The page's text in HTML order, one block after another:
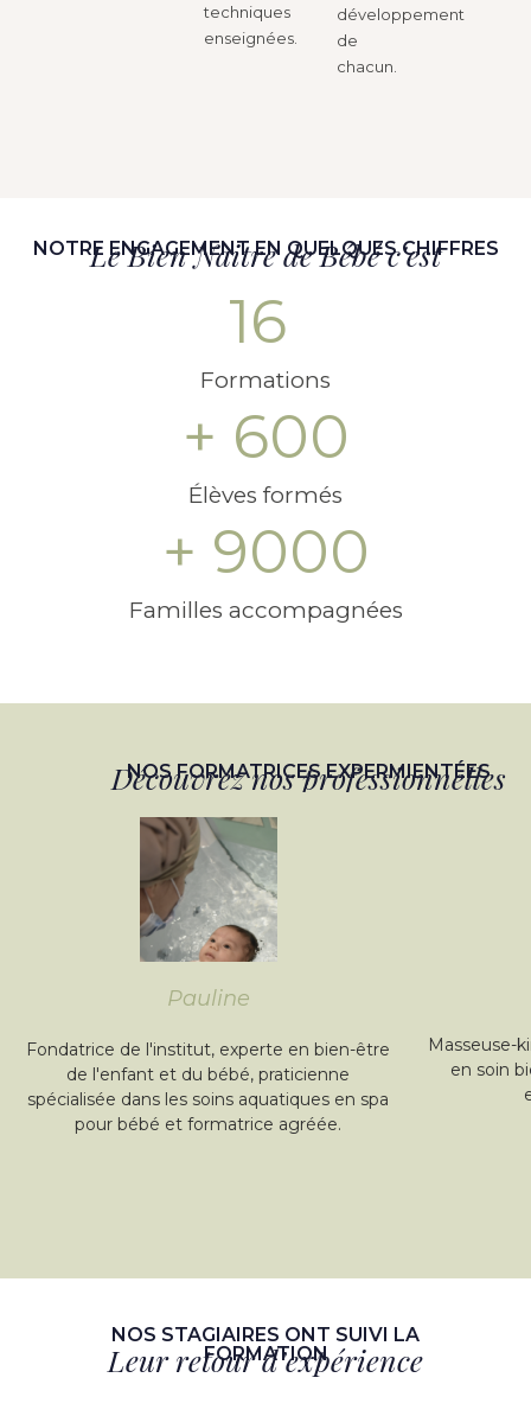
techniques
enseignées.
développement
de
chacun.
NOTRE ENGAGEMENT EN QUELQUES CHIFFRES
Le Bien Naitre de Bébé c'est
Formations
16
Élèves formés
+ 600
Familles accompagnées
+ 9000
NOS FORMATRICES EXPERMIENTÉES
Découvrez nos professionnelles
Pauline
Fondatrice de l'institut, experte en bien-être
de l'enfant et du bébé, praticienne
spécialisée dans les soins aquatiques en spa
pour bébé et formatrice agréée.
Masseuse-
en soin
NOS STAGIAIRES ONT SUIVI LA
FORMATION
Leur retour d’expérience